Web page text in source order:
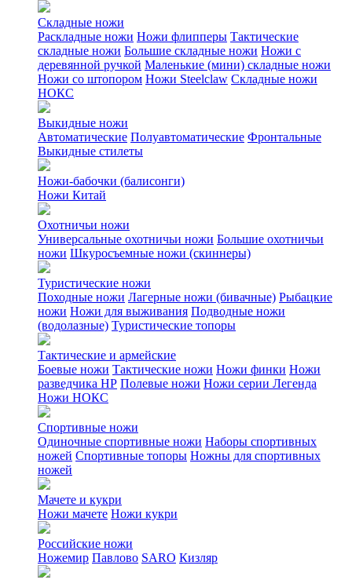
Складные ножи
Раскладные ножи Ножи флипперы Тактические
складные ножи Большие складные ножи Ножи с
деревянной ручкой Маленькие (мини) складные ножи
Ножи со штопором Ножи Steelclaw Складные ножи
НОКС
Выкидные ножи
Автоматические Полуавтоматические Фронтальные
Выкидные стилеты
Ножи-бабочки (балисонги)
Ножи Китай
Охотничьи ножи
Универсальные охотничьи ножи Большие охотничьи
ножи Шкуросъемные ножи (скиннеры)
Туристические ножи
Походные ножи Лагерные ножи (бивачные) Рыбацкие
ножи Ножи для выживания Подводные ножи
(водолазные) Туристические топоры
Тактические и армейские
Боевые ножи Тактические ножи Ножи финки Ножи
разведчика НР Полевые ножи Ножи серии Легенда
Ножи НОКС
Спортивные ножи
Одиночные спортивные ножи Наборы спортивных
ножей Спортивные топоры Ножны для спортивных
ножей
Мачете и кукри
Ножи мачете Ножи кукри
Российские ножи
Ножемир Павлово SARO Кизляр